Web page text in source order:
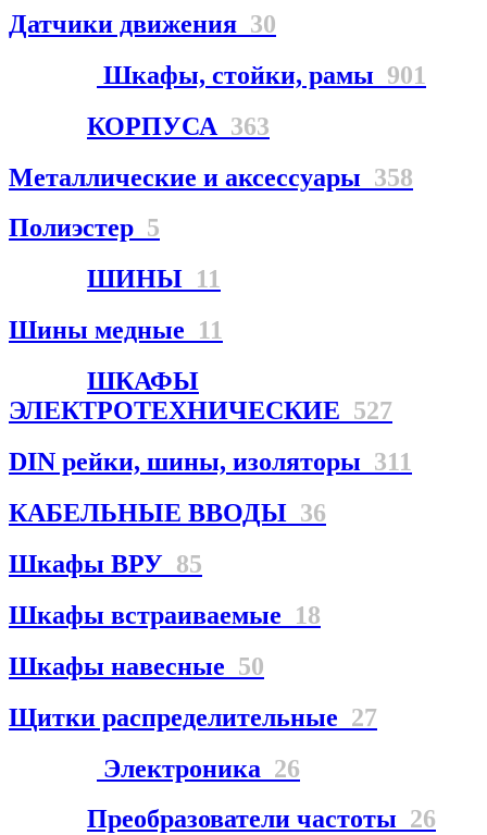
Датчики движения 30
Шкафы, стойки, рамы 901
КОРПУСА 363
Металлические и аксессуары 358
Полиэстер 5
ШИНЫ 11
Шины медные 11
ШКАФЫ
ЭЛЕКТРОТЕХНИЧЕСКИЕ 527
DIN рейки, шины, изоляторы 311
КАБЕЛЬНЫЕ ВВОДЫ 36
Шкафы ВРУ 85
Шкафы встраиваемые 18
Шкафы навесные 50
Щитки распределительные 27
Электроника 26
Преобразователи частоты 26